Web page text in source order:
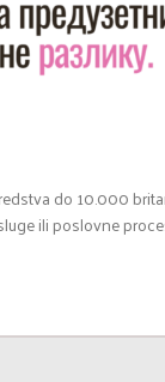
do 10.000
ili poslovne